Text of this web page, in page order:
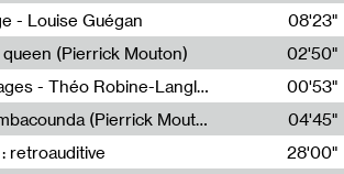
- Louise Guégan
08'23"
(Pierrick Mouton)
Niang
02'50"
Dans la nuit les nuages - Théo Robine-Langlois
Beat
00'53"
Bathi Diabaye - Tambacounda (Pierrick Mouton)
Diabaye
04'45"
retroauditive
28'00"